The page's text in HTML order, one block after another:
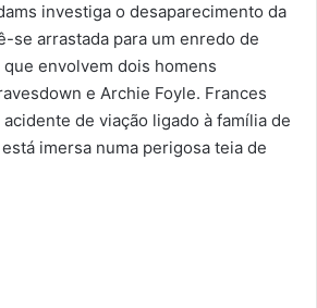
investiga o desaparecimento da
se arrastada para um enredo de
envolvem dois homens
e Archie Foyle. Frances
de viação ligado à família de
imersa numa perigosa teia de